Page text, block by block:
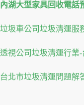
內湖大型家具回收電話
垃圾車公司垃圾清運服
透視公司垃圾清運行業
台北市垃圾清運問題